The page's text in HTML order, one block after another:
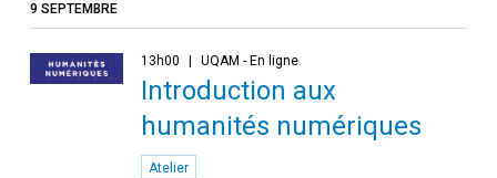
9 SEPTEMBRE
13h00 UQAM - En ligne
Introduction aux
humanités numériques
Atelier